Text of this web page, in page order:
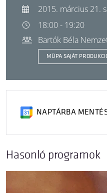
2015. március 21.
18:00 - 19:20
Bartók Béla
MÜPA SAJÁT
NAPTÁRBA
Hasonló programok